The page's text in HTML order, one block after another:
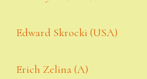
Edward Skrocki (USA)
Erich Zelina (A)